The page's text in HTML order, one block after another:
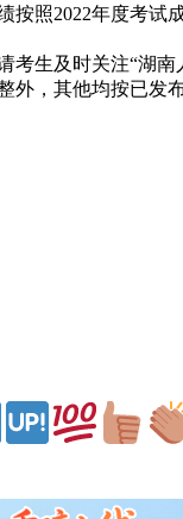
按照2022年度考试
请考生及时关注“湖南
外，其他均按已发